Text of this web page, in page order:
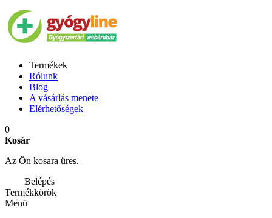
Termékek
Rólunk
Blog
A vásárlás menete
Elérhetőségek
0
Kosár
Az Ön kosara üres.
Belépés
Termékkörök
Menü